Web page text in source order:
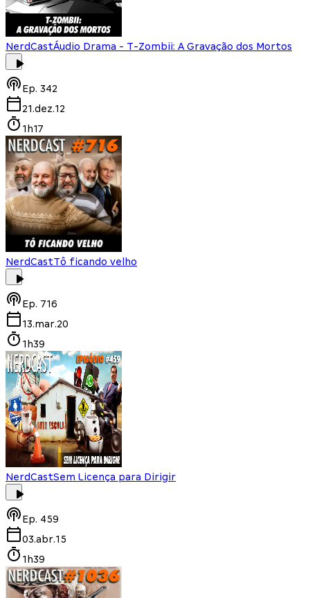
NerdCastÁudio Drama - T-Zombii: A Gravação dos Mortos
Ep. 342
21.dez.12
1h17
NerdCastTô ficando velho
Ep. 716
13.mar.20
1h39
NerdCastSem Licença para Dirigir
Ep. 459
03.abr.15
1h39